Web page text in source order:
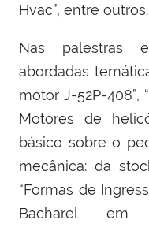
Hvac”, entre outros.
Nas palestras
abordadas
motor J-52P-408”,
Motores de
básico sobre o
mecânica: da
“Formas de
Bacharel em